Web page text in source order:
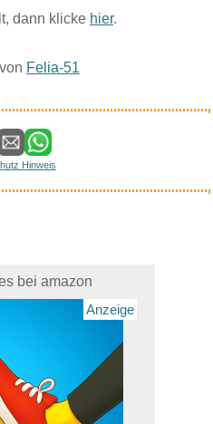
dann klicke hier.
von Felia-51
Hinweis
bei amazon
Anzeige